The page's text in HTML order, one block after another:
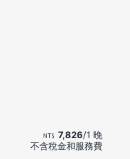
7,826/1 晚
不含稅金和服務費